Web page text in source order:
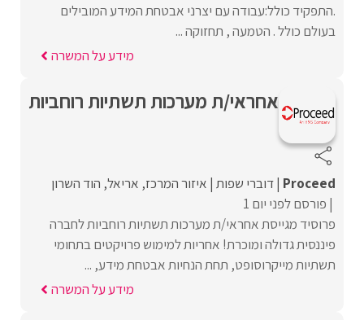
.התפקיד כולל:עבודה עם יצרני אבטחת המידע המובילים
בעולם כולל . הטמעה , תחזוקה ...
מידע על המשרה
אחראי/ת מערכות תשתיות רוחביות
Proceed‏ דוברי שפות איזור המרכז אריאל הוד השרון
פורסם לפני יום 1
פרוסיד מגייסת אחראי/ת מערכות תשתיות רוחביות לחברה
פיננסית גדולה ומוכרת! אחריות למימוש פרויקטים בתחומי
תשתיות מייקרוסופט, תחת הנחיות אבטחת מידע, ...
מידע על המשרה